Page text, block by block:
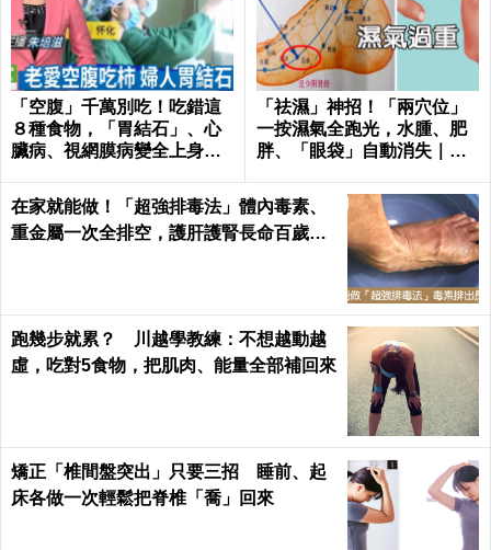
「空腹」千萬別吃！吃錯這
８種食物，「胃結石」、心
臟病、視網膜病變全上身｜
「祛濕」神招！「兩穴位」
一按濕氣全跑光，水腫、肥
胖、「眼袋」自動消失｜每
在家就能做！「超強排毒法」體內毒素、
重金屬一次全排空，護肝護腎長命百歲｜
跑幾步就累？ 川越學教練：不想越動越
虛，吃對5食物，把肌肉、能量全部補回來
矯正「椎間盤突出」只要三招 睡前、起
床各做一次輕鬆把脊椎「喬」回來